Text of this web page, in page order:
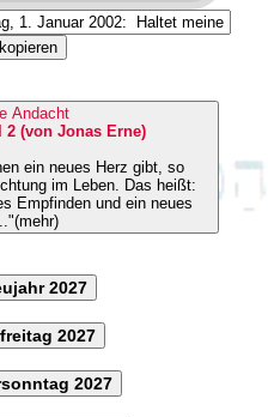
Andacht
2 (von Jonas Erne)
ein neues Herz gibt, so
Leben. Das heißt:
Empfinden und ein neues
2027
2027
2027